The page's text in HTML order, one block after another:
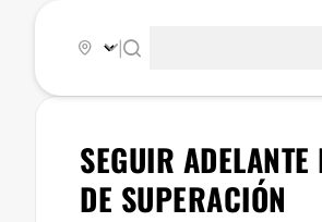
SEGUIR
DE SUPERACIÓN